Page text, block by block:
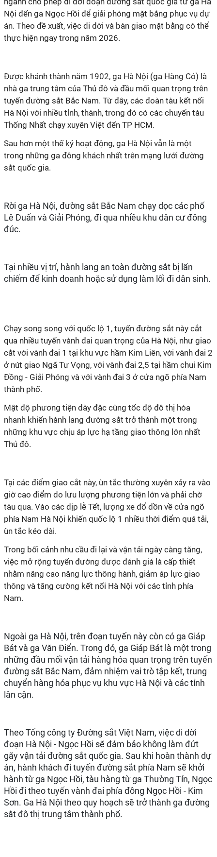
Nội đến ga Ngọc Hồi để giải phóng mặt bằng phục vụ dự
án. Theo đề xuất, việc di dời và bàn giao mặt bằng có thể
thực hiện ngay trong năm 2026.
Được khánh thành năm 1902, ga Hà Nội (ga Hàng Cỏ) là
nhà ga trung tâm của Thủ đô và đầu mối quan trọng trên
tuyến đường sắt Bắc Nam. Từ đây, các đoàn tàu kết nối
Hà Nội với nhiều tỉnh, thành, trong đó có các chuyến tàu
Thống Nhất chạy xuyên Việt đến TP HCM.
Sau hơn một thế kỷ hoạt động, ga Hà Nội vẫn là một
trong những ga đông khách nhất trên mạng lưới đường
sắt quốc gia.
Rời ga Hà Nội, đường sắt Bắc Nam chạy dọc các phố
Lê Duẩn và Giải Phóng, đi qua nhiều khu dân cư đông
đúc.
Tại nhiều vị trí, hành lang an toàn đường sắt bị lấn
chiếm để kinh doanh hoặc sử dụng làm lối đi dân sinh.
Chạy song song với quốc lộ 1, tuyến đường sắt này cắt
qua nhiều tuyến vành đai quan trọng của Hà Nội, như giao
cắt với vành đai 1 tại khu vực hầm Kim Liên, với vành đai 2
ở nút giao Ngã Tư Vọng, với vành đai 2,5 tại hầm chui Kim
Đồng - Giải Phóng và với vành đai 3 ở cửa ngõ phía Nam
thành phố.
Mật độ phương tiện dày đặc cùng tốc độ đô thị hóa
nhanh khiến hành lang đường sắt trở thành một trong
những khu vực chịu áp lực hạ tầng giao thông lớn nhất
Thủ đô.
Tại các điểm giao cắt này, ùn tắc thường xuyên xảy ra vào
giờ cao điểm do lưu lượng phương tiện lớn và phải chờ
tàu qua. Vào các dịp lễ Tết, lượng xe đổ dồn về cửa ngõ
phía Nam Hà Nội khiến quốc lộ 1 nhiều thời điểm quá tải,
ùn tắc kéo dài.
Trong bối cảnh nhu cầu đi lại và vận tải ngày càng tăng,
việc mở rộng tuyến đường được đánh giá là cấp thiết
nhằm nâng cao năng lực thông hành, giảm áp lực giao
thông và tăng cường kết nối Hà Nội với các tỉnh phía
Nam.
Ngoài ga Hà Nội, trên đoạn tuyến này còn có ga Giáp
Bát và ga Văn Điển. Trong đó, ga Giáp Bát là một trong
những đầu mối vận tải hàng hóa quan trọng trên tuyến
đường sắt Bắc Nam, đảm nhiệm vai trò tập kết, trung
chuyển hàng hóa phục vụ khu vực Hà Nội và các tỉnh
lân cận.
Theo Tổng công ty Đường sắt Việt Nam, việc di dời
đoạn Hà Nội - Ngọc Hồi sẽ đảm bảo không làm đứt
gãy vận tải đường sắt quốc gia. Sau khi hoàn thành dự
án, hành khách đi tuyến đường sắt phía Nam sẽ khởi
hành từ ga Ngọc Hồi, tàu hàng từ ga Thường Tín, Ngọc
Hồi đi theo tuyến vành đai phía đông Ngọc Hồi - Kim
Sơn. Ga Hà Nội theo quy hoạch sẽ trở thành ga đường
sắt đô thị trung tâm thành phố.